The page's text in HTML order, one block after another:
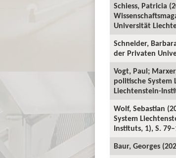
Schiess, Patricia
Universität
Schneider,
der Privaten
Vogt, Paul;
politische System
Liechtenstein-
Wolf, Sebastian
System
Instituts, 1), S.
Baur, Georges